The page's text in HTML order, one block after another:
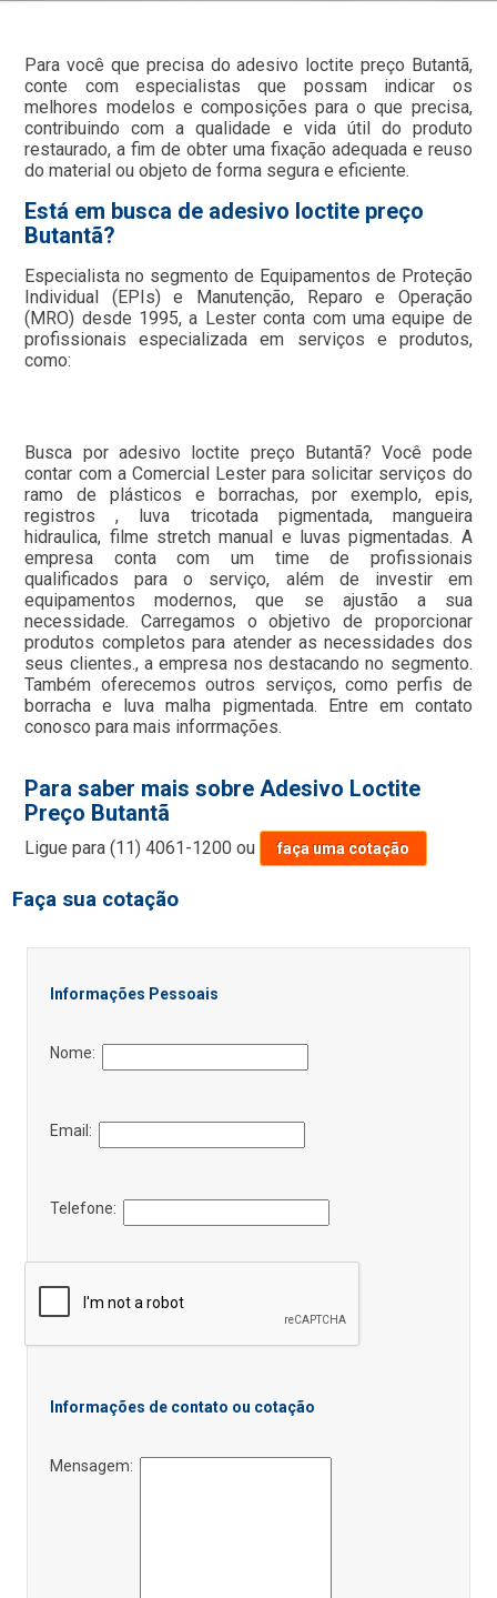
Para você que precisa do adesivo loctite preço Butantã,
conte com especialistas que possam indicar os
melhores modelos e composições para o que precisa,
contribuindo com a qualidade e vida útil do produto
restaurado, a fim de obter uma fixação adequada e reuso
do material ou objeto de forma segura e eficiente.
Está em busca de adesivo loctite preço
Butantã?
Especialista no segmento de Equipamentos de Proteção
Individual (EPIs) e Manutenção, Reparo e Operação
(MRO) desde 1995, a Lester conta com uma equipe de
profissionais especializada em serviços e produtos,
como:
Busca por adesivo loctite preço Butantã? Você pode
contar com a Comercial Lester para solicitar serviços do
ramo de plásticos e borrachas, por exemplo, epis,
registros , luva tricotada pigmentada, mangueira
hidraulica, filme stretch manual e luvas pigmentadas. A
empresa conta com um time de profissionais
qualificados para o serviço, além de investir em
equipamentos modernos, que se ajustão a sua
necessidade. Carregamos o objetivo de proporcionar
produtos completos para atender as necessidades dos
seus clientes., a empresa nos destacando no segmento.
Também oferecemos outros serviços, como perfis de
borracha e luva malha pigmentada. Entre em contato
conosco para mais inforrmações.
Para saber mais sobre Adesivo Loctite
Preço Butantã
Ligue para(11) 4061-1200 ou faça uma cotação
Faça sua cotação
Informações Pessoais
Nome:
Email:
Telefone:
Informações de contato ou cotação
Mensagem: